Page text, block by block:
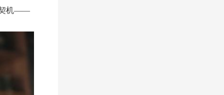
契机——